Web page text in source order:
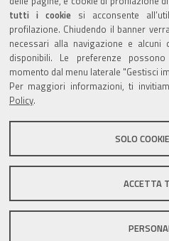
tutti i cookiesi acconsente
profilazione. Chiudendo il banner
necessari alla navigazione e alcuni
disponibili. Le preferenze
momento dal menu laterale "Gestisci
Per maggiori informazioni, ti
Policy.
SOLO
ACCETTA
Sito istituzionale
Privacy policy|DPO|